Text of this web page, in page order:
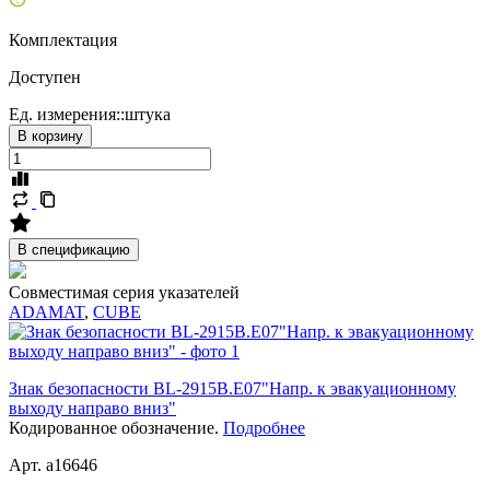
Комплектация
Доступен
Ед. измерения::штука
В корзину
В спецификацию
Совместимая серия указателей
ADAMAT, CUBE
Знак безопасности BL-2915B.E07"Напр. к эвакуационному
выходу направо вниз"
Кодированное обозначение. Подробнее
Арт. a16646